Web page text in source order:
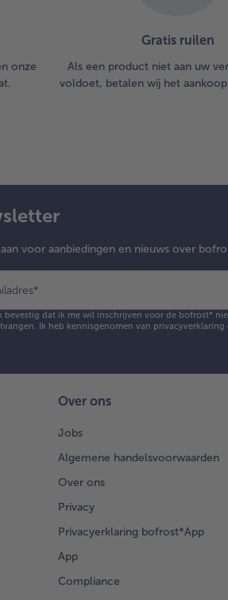
onze
Gratis ruilen
Als een product niet aan uw
voldoet, betalen wij het
voor aanbiedingen en nieuws over
*
bevestig dat ik me wil inschrijven voor de bofrost*
Ik heb kennisgenomen van privacyverklaring
Over ons
Jobs
Algemene handelsvoorwaarden
Over ons
Privacy
Privacyerklaring bofrost*App
App
Compliance